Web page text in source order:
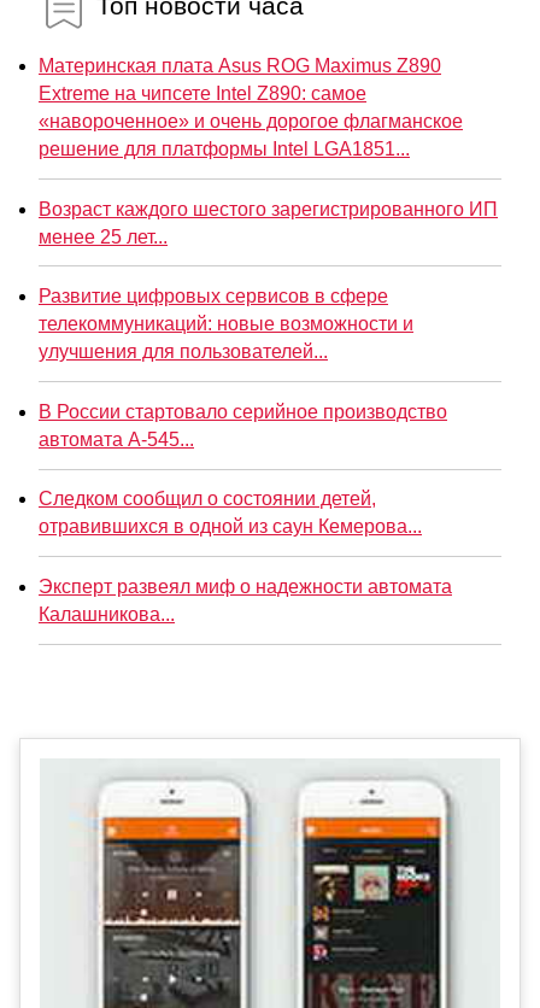
Материнская плата Asus ROG Maximus Z890
Extreme на чипсете Intel Z890: самое
«навороченное» и очень дорогое флагманское
решение для платформы Intel LGA1851...
Возраст каждого шестого зарегистрированного ИП
менее 25 лет...
Развитие цифровых сервисов в сфере
телекоммуникаций: новые возможности и
улучшения для пользователей...
В России стартовало серийное производство
автомата А-545...
Следком сообщил о состоянии детей,
отравившихся в одной из саун Кемерова...
Эксперт развеял миф о надежности автомата
Калашникова...